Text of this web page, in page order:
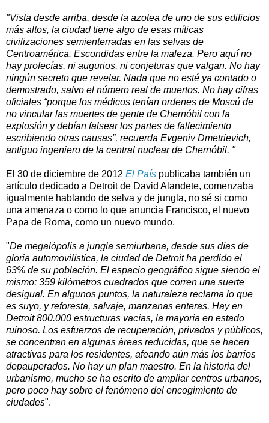
"Vista desde arriba, desde la azotea de uno de sus edificios
más altos, la ciudad tiene algo de esas míticas
civilizaciones semienterradas en las selvas de
Centroamérica. Escondidas entre la maleza. Pero aquí no
hay profecías, ni augurios, ni conjeturas que valgan. No hay
ningún secreto que revelar. Nada que no esté ya contado o
demostrado, salvo el número real de muertos. No hay cifras
oficiales “porque los médicos tenían ordenes de Moscú de
no vincular las muertes de gente de Chernóbil con la
explosión y debían falsear los partes de fallecimiento
escribiendo otras causas”, recuerda Evge­niv Dmetrievich,
antiguo ingeniero de la central nuclear de Chernóbil. "
El 30 de diciembre de 2012 El País publicaba también un
artículo dedicado a Detroit de David Alandete, comenzaba
igualmente hablando de selva y de jungla, no sé si como
una amenaza o como lo que anuncia Francisco, el nuevo
Papa de Roma, como un nuevo mundo.
"De megalópolis a jungla semiurbana, desde sus días de
gloria automovilística, la ciudad de Detroit ha perdido el
63% de su población. El espacio geográfico sigue siendo el
mismo: 359 kilómetros cuadrados que corren una suerte
desigual. En algunos puntos, la naturaleza reclama lo que
es suyo, y reforesta, salvaje, manzanas enteras. Hay en
Detroit 800.000 estructuras vacías, la mayoría en estado
ruinoso. Los esfuerzos de recuperación, privados y públicos,
se concentran en algunas áreas reducidas, que se hacen
atractivas para los residentes, afeando aún más los barrios
depauperados. No hay un plan maestro. En la historia del
urbanismo, mucho se ha escrito de ampliar centros urbanos,
pero poco hay sobre el fenómeno del encogimiento de
ciudades".